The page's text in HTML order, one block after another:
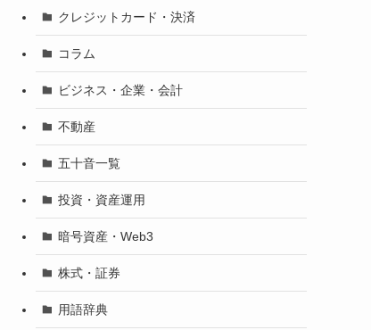
クレジットカード・決済
コラム
ビジネス・企業・会計
不動産
五十音一覧
投資・資産運用
暗号資産・Web3
株式・証券
用語辞典